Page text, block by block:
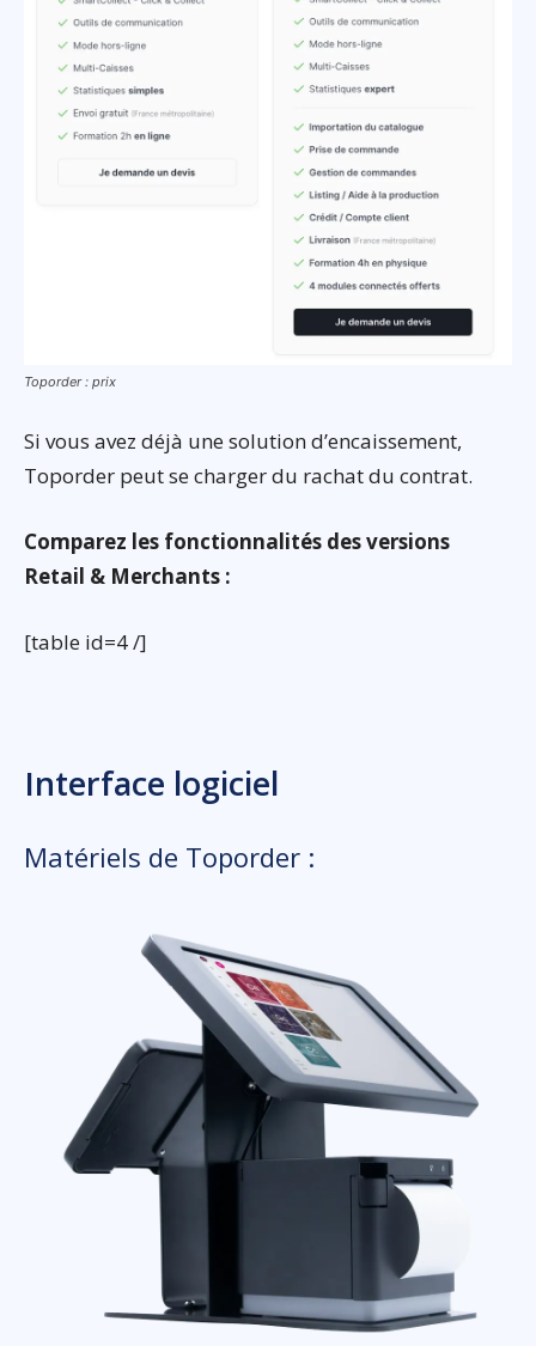
Toporder : prix
Si vous avez déjà une solution d’encaissement,
Toporder peut se charger du rachat du contrat.
Comparez les fonctionnalités des versions
Retail & Merchants :
[table id=4 /]
Interface logiciel
Matériels de Toporder :